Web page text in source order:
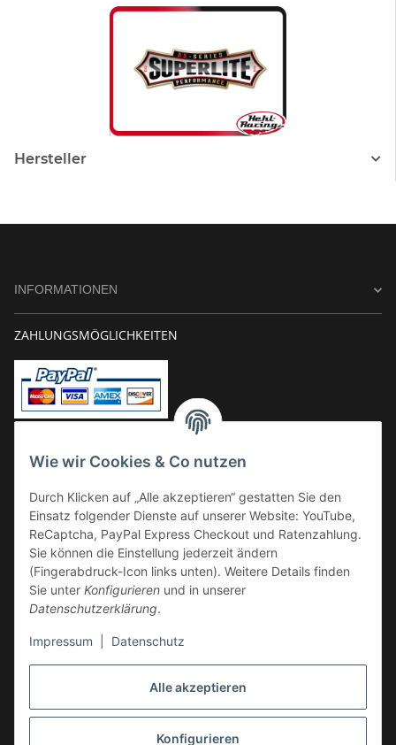
Alle akzeptieren
Konfigurieren
Wie wir Cookies & Co nutzen
Durch Klicken auf „Alle akzeptieren“ gestatten Sie den
Einsatz folgender Dienste auf unserer Website: YouTube,
ReCaptcha, PayPal Express Checkout und Ratenzahlung.
Sie können die Einstellung jederzeit ändern
(Fingerabdruck-Icon links unten). Weitere Details finden
Sie unter Konfigurieren und in unserer
Datenschutzerklärung.
Impressum Datenschutz
Hersteller
INFORMATIONEN
ZAHLUNGSMÖGLICHKEITEN
Kauf auf Rechnung
VERSAND